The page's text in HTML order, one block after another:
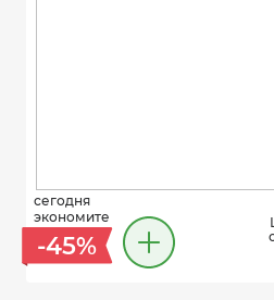
сегодня
экономите
-45%